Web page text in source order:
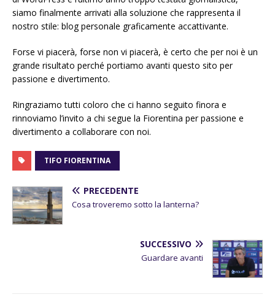
siamo finalmente arrivati alla soluzione che rappresenta il
nostro stile: blog personale graficamente accattivante.
Forse vi piacerà, forse non vi piacerà, è certo che per noi è un
grande risultato perché portiamo avanti questo sito per
passione e divertimento.
Ringraziamo tutti coloro che ci hanno seguito finora e
rinnoviamo l’invito a chi segue la Fiorentina per passione e
divertimento a collaborare con noi.
TIFO FIORENTINA
PRECEDENTE
Cosa troveremo sotto la lanterna?
SUCCESSIVO
Guardare avanti